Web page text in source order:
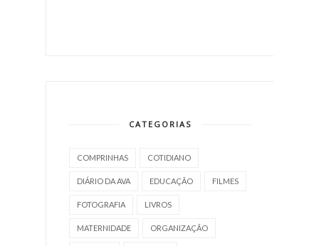
CATEGORIAS
COMPRINHAS COTIDIANO
DIÁRIO DA AVA EDUCAÇÃO FILMES
FOTOGRAFIA LIVROS
MATERNIDADE ORGANIZAÇÃO